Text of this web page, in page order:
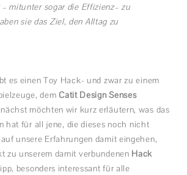
mitunter sogar die Effizienz– zu
sie das Ziel, den Alltag zu
es einen Toy Hack- und zwar zu einem
demCatit Design Senses
möchten wir kurz erläutern, was das
hat für all jene, die dieses noch nicht
unsere Erfahrungen damit eingehen,
zu unserem damit verbundenen Hack
besonders interessant für alle